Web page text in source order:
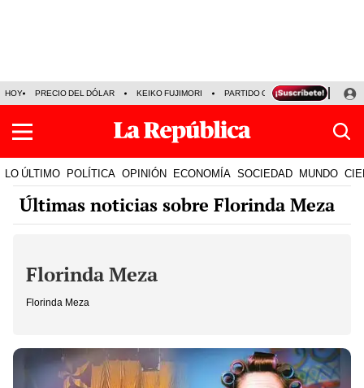
HOY PRECIO DEL DÓLAR KEIKO FUJIMORI PARTIDO OBRAS ARMONÍA 10
LO ÚLTIMO POLÍTICA OPINIÓN ECONOMÍA SOCIEDAD MUNDO
Últimas noticias sobre Florinda Meza
Florinda Meza
Florinda Meza